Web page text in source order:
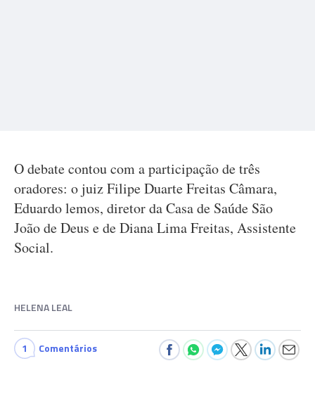
O debate contou com a participação de três
oradores: o juiz Filipe Duarte Freitas Câmara,
Eduardo lemos, diretor da Casa de Saúde São
João de Deus e de Diana Lima Freitas, Assistente
Social.
HELENA LEAL
1 Comentários